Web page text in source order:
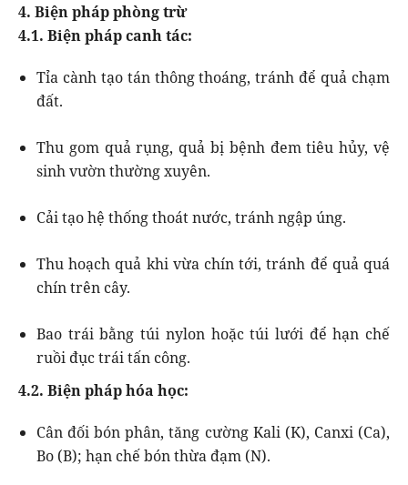
4. Biện pháp phòng trừ
4.1. Biện pháp canh tác:
Tỉa cành tạo tán thông thoáng, tránh để quả chạm
đất.
Thu gom quả rụng, quả bị bệnh đem tiêu hủy, vệ
sinh vườn thường xuyên.
Cải tạo hệ thống thoát nước, tránh ngập úng.
Thu hoạch quả khi vừa chín tới, tránh để quả quá
chín trên cây.
Bao trái bằng túi nylon hoặc túi lưới để hạn chế
ruồi đục trái tấn công.
4.2. Biện pháp hóa học:
Cân đối bón phân, tăng cường Kali (K), Canxi (Ca),
Bo (B); hạn chế bón thừa đạm (N).